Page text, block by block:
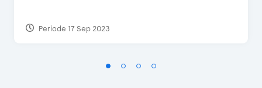
Periode 17 Sep 2023